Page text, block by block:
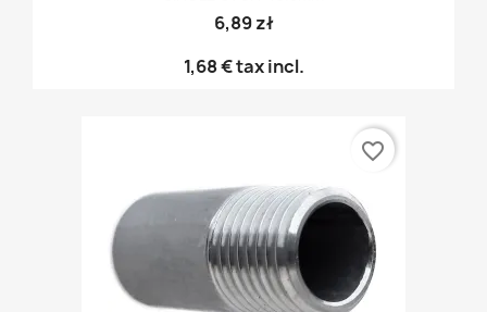
6,89 zł
1,68 €tax incl.
favorite_border